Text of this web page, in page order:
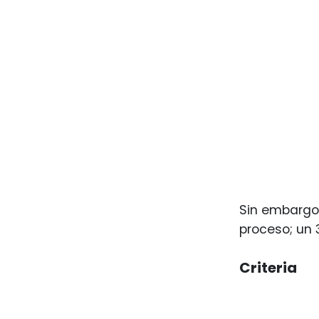
Sin
proceso; un
Criteria